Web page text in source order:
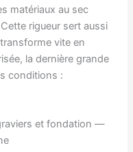
matériaux au sec
rigueur sert aussi
vite en
la dernière grande
conditions :
et fondation —